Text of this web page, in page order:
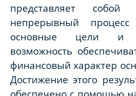
представляет
непрерывный
основные цели и
возможность
финансовый характер
Достижение этого